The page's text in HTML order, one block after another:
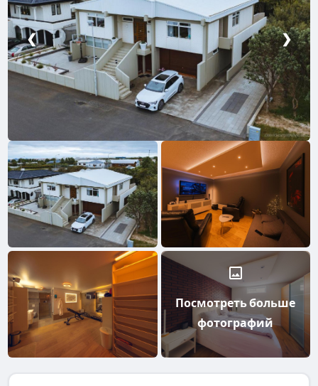
❮ ❯
Посмотреть больше
фотографий